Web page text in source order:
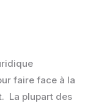
faire face à la
La plupart des